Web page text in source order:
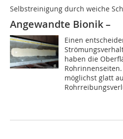
Selbstreinigung durch weiche
Angewandte Bionik –
Einen
haben die
möglichst glatt